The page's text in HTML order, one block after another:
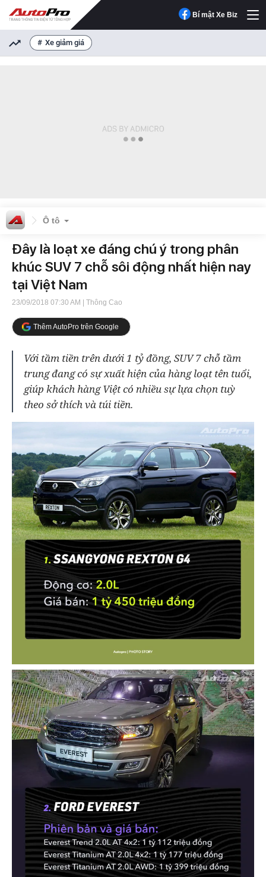
Bí mật Xe Biz
Xe giảm giá
Ô tô
Đây là loạt xe đáng chú ý trong phân
khúc SUV 7 chỗ sôi động nhất hiện nay
tại Việt Nam
23/09/2018 07:30 AM | Thông Cao
Thêm AutoPro trên Google
Với tầm tiền trên dưới 1 tỷ đồng, SUV 7 chỗ tầm
trung đang có sự xuất hiện của hàng loạt tên tuổi,
giúp khách hàng Việt có nhiều sự lựa chọn tuỳ
theo sở thích và túi tiền.